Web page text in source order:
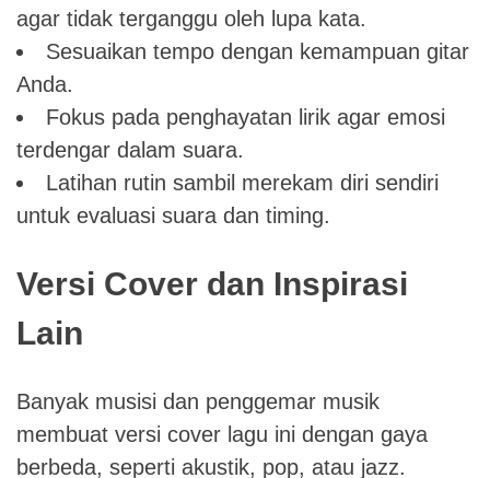
agar tidak terganggu oleh lupa kata.
Sesuaikan tempo dengan kemampuan gitar
Anda.
Fokus pada penghayatan lirik agar emosi
terdengar dalam suara.
Latihan rutin sambil merekam diri sendiri
untuk evaluasi suara dan timing.
Versi Cover dan Inspirasi
Lain
Banyak musisi dan penggemar musik
membuat versi cover lagu ini dengan gaya
berbeda, seperti akustik, pop, atau jazz.